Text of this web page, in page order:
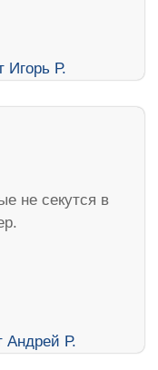
не секутся в